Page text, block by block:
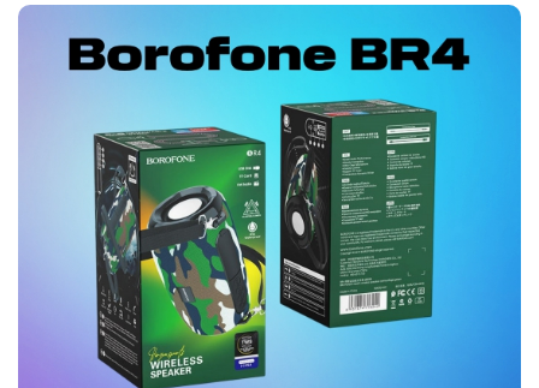
Приставки
Умный дом
Для Автомобиля
Освещение
Колонка
портативная
Borofone